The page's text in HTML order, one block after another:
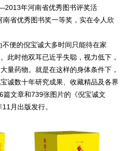
年河南省优秀图书评奖活
南省优秀图书奖一等奖，实在令人欣
便的倪宝诚大多时间只能待在家
此时他双耳已近乎失聪，视力低下，
量药物。就是在这样的身体条件下，
诚数十年研究成果、收藏精品及各界
文章和739张图片的《倪宝诚文
月出版发行。